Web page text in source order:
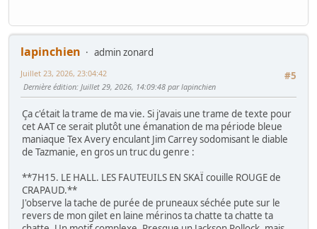
lapinchien
admin zonard
#5
Juillet 23, 2026, 23:04:42
Dernière édition: Juillet 29, 2026, 14:09:48 par lapinchien
Ça c'était la trame de ma vie. Si j'avais une trame de texte pour
cet AAT ce serait plutôt une émanation de ma période bleue
maniaque Tex Avery enculant Jim Carrey sodomisant le diable
de Tazmanie, en gros un truc du genre :
**7H15. LE HALL. LES FAUTEUILS EN SKAÏ couille ROUGE de
CRAPAUD.**
J'observe la tache de purée de pruneaux séchée pute sur le
revers de mon gilet en laine mérinos ta chatte ta chatte ta